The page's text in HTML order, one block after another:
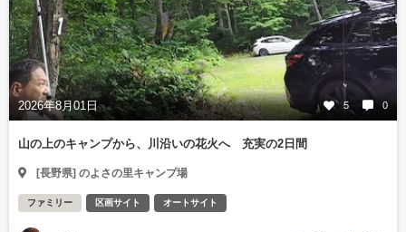
2026年8月01日 5 0
山の上のキャンプから、川沿いの花火へ 充実の2日間
[長野県] のよさの里キャンプ場
ファミリー 区画サイト オートサイト